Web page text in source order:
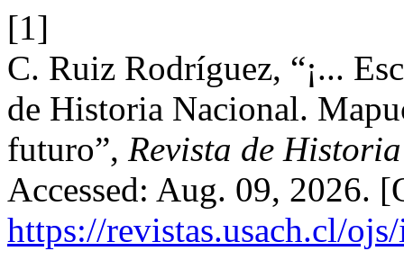
[1]
C. Ruiz Rodríguez, “¡...
de Historia Nacional.
futuro”, Revista de
Accessed: Aug. 09, 2026.
https://revistas.usach.cl/